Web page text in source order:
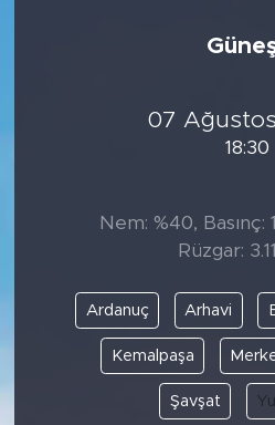
07
18:30
Nem: %40, Basınç:
Rüzgar:
Ardanuç Arhavi
Kemalpaşa
Şavşat